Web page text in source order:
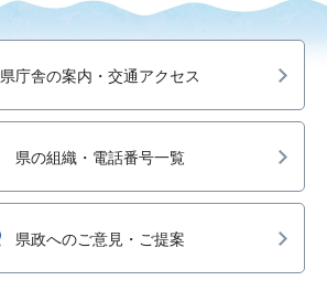
県庁舎の案内・交通アクセス
県の組織・電話番号一覧
県政へのご意見・ご提案